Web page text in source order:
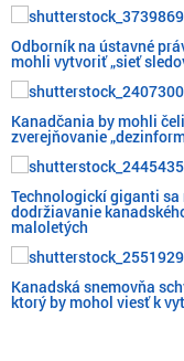
Odborník na ústavné
mohli vytvoriť „sieť
Kanadčania by mohli
zverejňovanie
Technologickí giganti
dodržiavanie
maloletých
Kanadská snemovňa
ktorý by mohol viesť k